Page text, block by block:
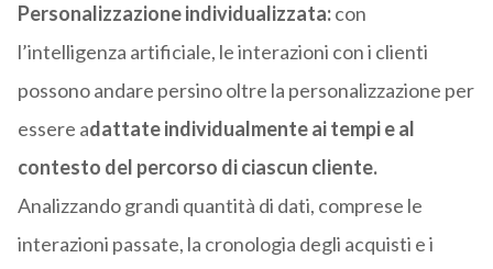
Personalizzazione individualizzata:con
l’intelligenza artificiale, le interazioni con i clienti
possono andare persino oltre la personalizzazione per
essere adattate individualmente ai tempi e al
contesto del percorso di ciascun cliente.
Analizzando grandi quantità di dati, comprese le
interazioni passate, la cronologia degli acquisti e i